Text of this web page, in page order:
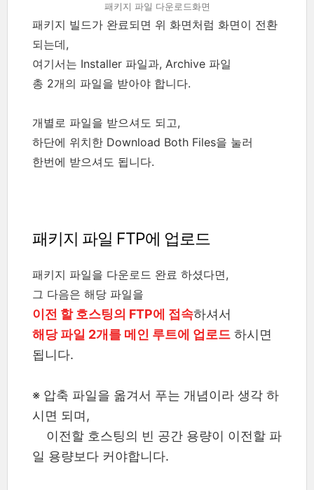
패키지 파일 다운로드화면
패키지 빌드가 완료되면 위 화면처럼 화면이 전환
되는데,
여기서는 Installer 파일과, Archive 파일
총 2개의 파일을 받아야 합니다.
개별로 파일을 받으셔도 되고,
하단에 위치한 Download Both Files을 눌러
한번에 받으셔도 됩니다.
패키지 파일 FTP에 업로드
패키지 파일을 다운로드 완료 하셨다면,
그 다음은 해당 파일을
이전 할 호스팅의 FTP에 접속하셔서
해당 파일 2개를 메인 루트에 업로드 하시면
됩니다.
※ 압축 파일을 옮겨서 푸는 개념이라 생각 하
시면 되며,
이전할 호스팅의 빈 공간 용량이 이전할 파
일 용량보다 커야합니다.